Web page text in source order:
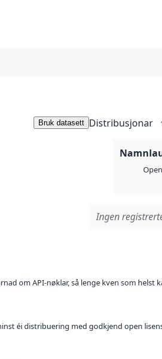
Bruk datasett Distribusjonar
Ingen
om API-nøklar, så lenge kven som helst
éi distribuering med godkjend open